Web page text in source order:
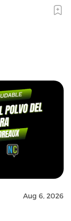
Aug 6, 2026